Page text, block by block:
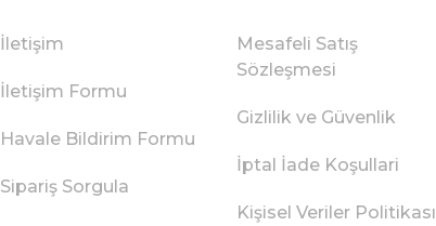
İletişim
İletişim Formu
Havale Bildirim Formu
Sipariş Sorgula
Mesafeli Satış
Sözleşmesi
Gizlilik ve Güvenlik
İptal İade Koşullari
Kişisel Veriler Politikası